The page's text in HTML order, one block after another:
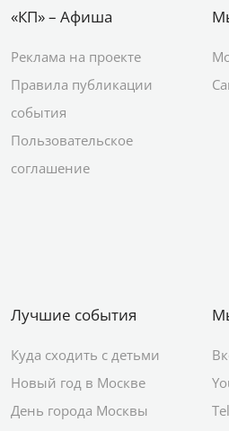
«КП» – Афиша
Реклама на проекте
Правила публикации
события
Пользовательское
соглашение
Лучшие события
Куда сходить с детьми
Новый год в Москве
День города Москвы